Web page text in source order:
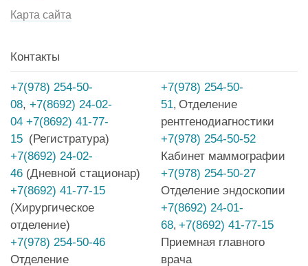
Карта сайта
Контакты
+7(978) 254-50-
08, +7(8692) 24-02-
04 +7(8692) 41-77-
15 (Регистратура)
+7(8692) 24-02-
46 (Дневной стационар)
+7(8692) 41-77-15
(Хирургическое
отделение)
+7(978) 254-50-46
Отделение
+7(978) 254-50-
51, Отделение
рентгенодиагностики
+7(978) 254-50-52
Кабинет маммографии
+7(978) 254-50-27
Отделение эндоскопии
+7(8692) 24-01-
68, +7(8692) 41-77-15
Приемная главного
врача